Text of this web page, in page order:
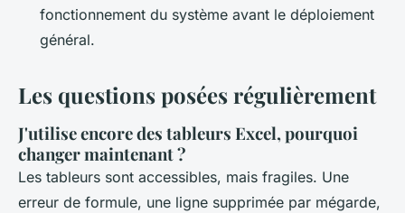
fonctionnement du système avant le déploiement
général.
Les questions posées régulièrement
J'utilise encore des tableurs Excel, pourquoi
changer maintenant ?
Les tableurs sont accessibles, mais fragiles. Une
erreur de formule, une ligne supprimée par mégarde,